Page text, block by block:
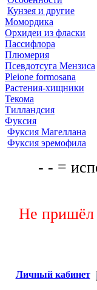
Кунзея и другие
Момордика
Орхидеи из фласки
Пассифлора
Плюмерия
Псевдотсуга Мензиса
Pleione formosana
Растения-хищники
Текома
Тилландсия
Фуксия
Фуксия Магеллана
Фуксия эремофила
- - =
Не пришёл
Личный кабинет